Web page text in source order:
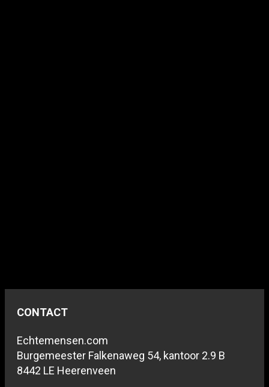
CONTACT
Echtemensen.com
Burgemeester Falkenaweg 54, kantoor 2.9 B
8442 LE Heerenveen